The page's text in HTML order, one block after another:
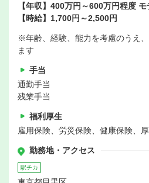
【年収】400万円～600万円程度 モ
【時給】1,700円～2,500円
※年齢、経験、能力を考慮のうえ
ます
手当
通勤手当
残業手当
福利厚生
雇用保険、労災保険、健康保険、
勤務地・アクセス
駅チカ